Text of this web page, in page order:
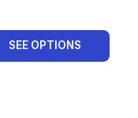
SEE OPTIONS